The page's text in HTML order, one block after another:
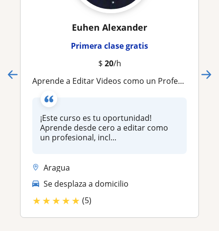
Euhen Alexander
Primera clase gratis
$ 20/h
Aprende a Editar Videos como un Profesional, Generando tus Recursos con Inteligencia Artificial - Curso Online Básico – 30 horas)
¡Este curso es tu oportunidad!
Aprende desde cero a editar como
un profesional, incl...
Aragua
Se desplaza a domicilio
★★★★★ (5)